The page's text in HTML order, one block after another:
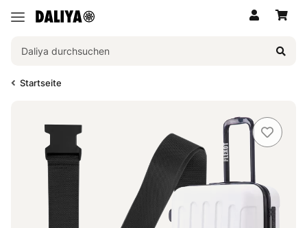
Startseite